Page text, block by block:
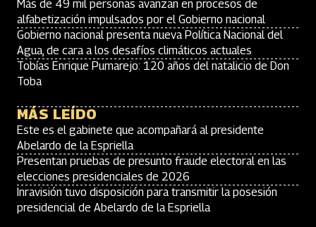
Más de 49 mil personas avanzan en procesos de
alfabetización impulsados por el Gobierno nacional
Gobierno nacional presenta nueva Política Nacional del
Agua, de cara a los desafíos climáticos actuales
Tobías Enrique Pumarejo: 120 años del natalicio de Don
Toba
MÁS LEÍDO
Este es el gabinete que acompañará al presidente
Abelardo de la Espriella
Presentan pruebas de presunto fraude electoral en las
elecciones presidenciales de 2026
Inravisión tuvo disposición para transmitir la posesión
presidencial de Abelardo de la Espriella